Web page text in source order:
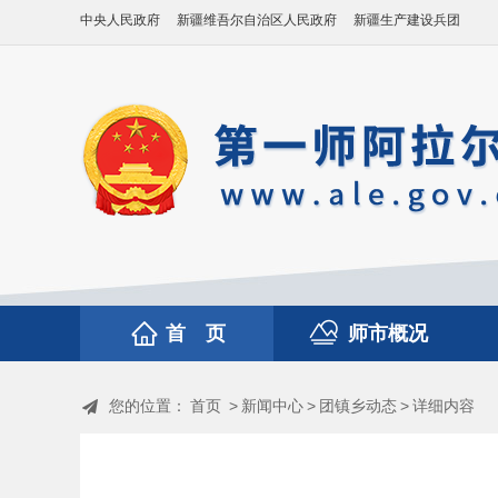
中央人民政府 新疆维吾尔自治区人民政府 新疆生产建设兵团
首 页 师市概况
您的位置： 首页 > 新闻中心> 团镇乡动态>详细内容